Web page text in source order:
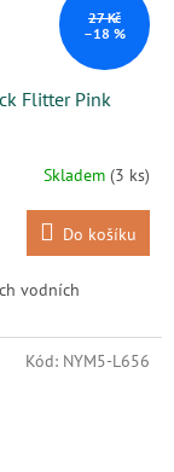
27 Kč
–18 %
Flitter Pink
Skladem (3 ks)
Do košíku
vodních
Kód: NYM5-L656